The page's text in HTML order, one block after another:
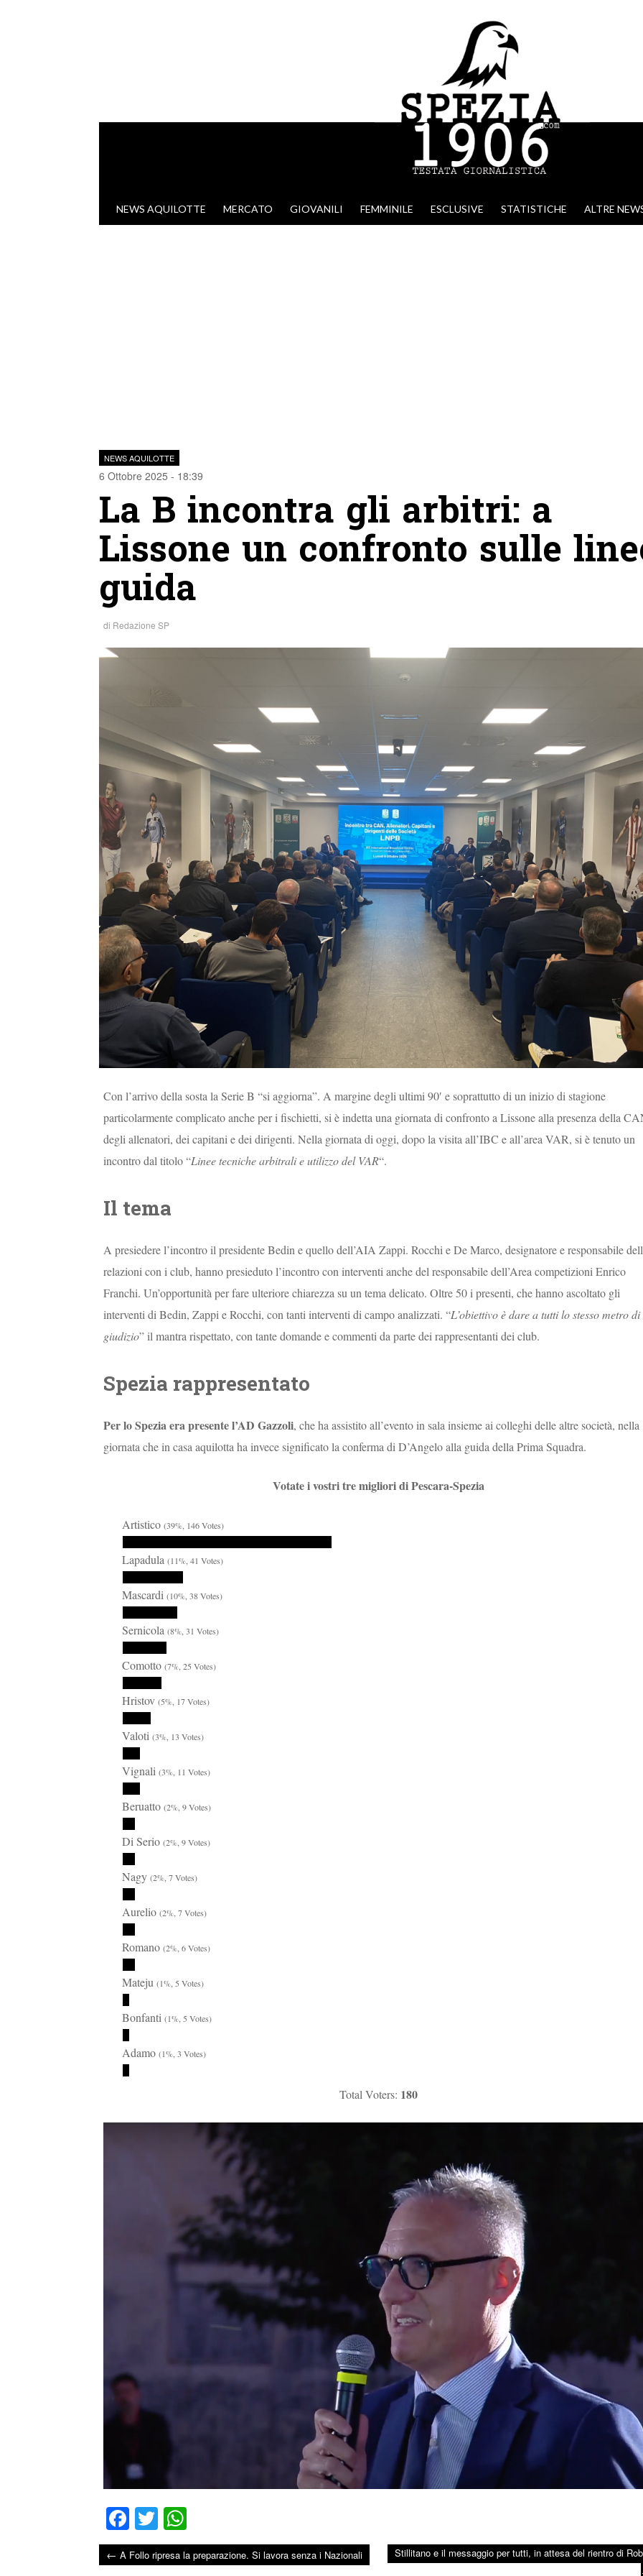
VAI AL CONTENUTO
NEWS AQUILOTTE MERCATO GIOVANILI FEMMINILE ESCLUSIVE STATISTICHE ALTRE
NEWS AQUILOTTE
6 Ottobre 2025 - 18:39
La B incontra gli arbitri: a
Lissone un confronto sulle
guida
di Redazione SP
Con l’arrivo della sosta la Serie B “si aggiorna”. A margine degli ultimi 90′ e soprattutto di un inizio di stagione
particolarmente complicato anche per i fischietti, si è indetta una giornata di confronto a Lissone alla presenza della
degli allenatori, dei capitani e dei dirigenti. Nella giornata di oggi, dopo la visita all’IBC e all’area VAR, si è tenuto un
incontro dal titolo “Linee tecniche arbitrali e utilizzo del VAR“.
Il tema
A presiedere l’incontro il presidente Bedin e quello dell’AIA Zappi. Rocchi e De Marco, designatore e responsabile
relazioni con i club, hanno presieduto l’incontro con interventi anche del responsabile dell’Area competizioni Enrico
Franchi. Un’opportunità per fare ulteriore chiarezza su un tema delicato. Oltre 50 i presenti, che hanno ascoltato gli
interventi di Bedin, Zappi e Rocchi, con tanti interventi di campo analizzati. “L’obiettivo è dare a tutti lo stesso metro di
giudizio” il mantra rispettato, con tante domande e commenti da parte dei rappresentanti dei club.
Spezia rappresentato
Per lo Spezia era presente l’AD Gazzoli, che ha assistito all’evento in sala insieme ai colleghi delle altre società, nella
giornata che in casa aquilotta ha invece significato la conferma di D’Angelo alla guida della Prima Squadra.
Votate i vostri tre migliori di Pescara-Spezia
Artistico (39%, 146 Votes)
Lapadula (11%, 41 Votes)
Mascardi (10%, 38 Votes)
Sernicola (8%, 31 Votes)
Comotto (7%, 25 Votes)
Hristov (5%, 17 Votes)
Valoti (3%, 13 Votes)
Vignali (3%, 11 Votes)
Beruatto (2%, 9 Votes)
Di Serio (2%, 9 Votes)
Nagy (2%, 7 Votes)
Aurelio (2%, 7 Votes)
Romano (2%, 6 Votes)
Mateju (1%, 5 Votes)
Bonfanti (1%, 5 Votes)
Adamo (1%, 3 Votes)
Total Voters: 180
Fa
ce
bo
T
wi
tte
ha
ts
← A Follo ripresa la preparazione. Si lavora senza i Nazionali Stillitano e il messaggio per tutti, in attesa del rientro di